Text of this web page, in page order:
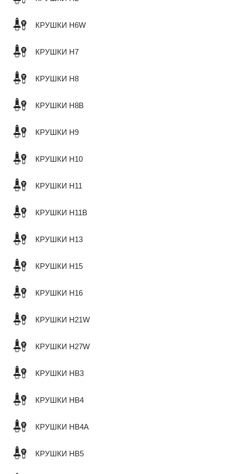
КРУШКИ H6W
КРУШКИ H7
КРУШКИ H8
КРУШКИ H8B
КРУШКИ H9
КРУШКИ H10
КРУШКИ H11
КРУШКИ H11B
КРУШКИ H13
КРУШКИ H15
КРУШКИ H16
КРУШКИ H21W
КРУШКИ H27W
КРУШКИ HB3
КРУШКИ HB4
КРУШКИ HB4A
КРУШКИ HB5